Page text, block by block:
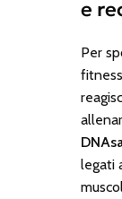
e
Per
legati